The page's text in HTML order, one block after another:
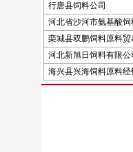
行唐县饲料公司
河北省沙河市氨基酸饲
栾城县双鹏饲料原料贸
河北新旭日饲料有限公
海兴县兴海饲料原料经